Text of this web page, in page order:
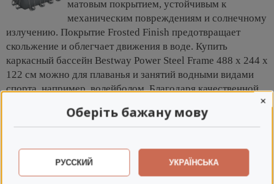
матовым покрытием, устойчивым к
механическим повреждениям и солнечному
излучению. Покрытие Frosted Finish предотвращает
скольжение и облегчает движения в воде. Купить
каркасный бассейн Bestway Power Steel Frame 488 х 244 х
122 см можно для плаванья и занятий водными видами
спорта, например, волейболом. Благодаря качественной
собственном водоеме много сезонов, собирая и разбирая
Технология Seal & Lock System гарантирует
долговечность каркаса бассейна в течение
Оберіть бажану мову
×
РУССКИЙ УКРАЇНСЬКА